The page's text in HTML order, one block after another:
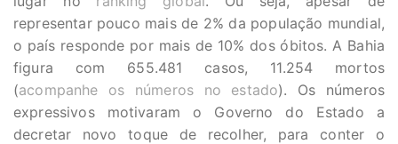
representar pouco mais de 2% da população mundial,
o país responde por mais de 10% dos óbitos. A Bahia
figura com 655.481 casos, 11.254 mortos
(acompanhe os números no estado). Os números
expressivos motivaram o Governo do Estado a
decretar novo toque de recolher, para conter o